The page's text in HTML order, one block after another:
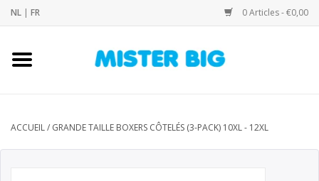
NL | FR 0 Articles - €0,00
Accueil
Notre Boutique
ACCUEIL/ GRANDE TAILLE BOXERS CÔTELÉS (3-PACK) 10XL - 12XL